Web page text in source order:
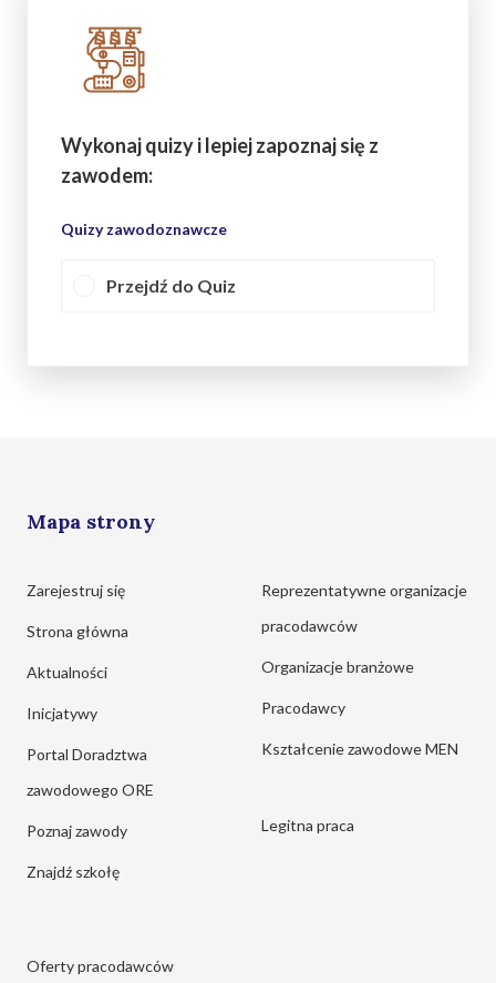
Wykonaj quizy i lepiej zapoznaj się z
zawodem:
Quizy zawodoznawcze
Przejdź do Quiz
Mapa strony
Zarejestruj się
Strona główna
Aktualności
Inicjatywy
Portal Doradztwa
zawodowego ORE
Poznaj zawody
Znajdź szkołę
Reprezentatywne organizacje
pracodawców
Organizacje branżowe
Pracodawcy
Kształcenie zawodowe MEN
Legitna praca
Oferty pracodawców